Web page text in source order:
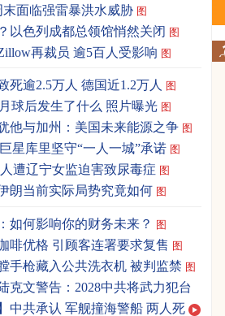
末面临强雷暴洪水威胁 图
以色列成都总领馆悄然关闭 图
再裁员 逾5百人受影响 图
死逾2.5万人 德国近1.2万人 图
球后发生了什么 照片曝光 图
他与加州：美国未来能源之争 图
星库里坚守“一人一城”承诺 图
遭辽宁女监迫害致尿毒症 图
朗当前实际局势究竟如何 图
如何影响你的财务未来？ 图
啡优格 引顾客连署要求复售 图
手枪藏入公共洗衣机 被判监禁 图
克文警告：2028中共将武力犯台
中共承认 军舰撞海警船 两人死